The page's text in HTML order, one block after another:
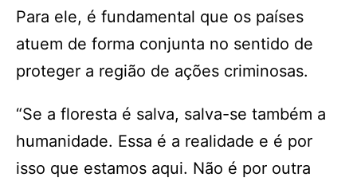
Para ele, é fundamental que os países
atuem de forma conjunta no sentido de
proteger a região de ações criminosas.
“Se a floresta é salva, salva-se também a
humanidade. Essa é a realidade e é por
isso que estamos aqui. Não é por outra